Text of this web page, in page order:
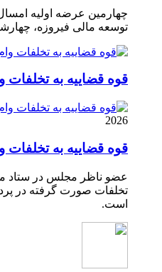
توسعه مالی فیروزه،
قوه قضاییه به تخلفات
2026
قوه قضاییه به تخلفات
عضو ناظر مجلس در ستاد
تخلفات صورت گرفته در
است.